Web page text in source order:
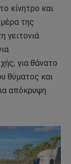
κίνητρο και
της
γειτονιά
για θάνατο
θύματος και
απόκρυψη